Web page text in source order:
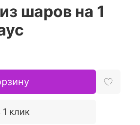
шаров на 1
1 клик